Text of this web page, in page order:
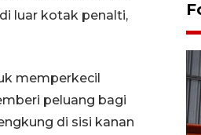
luar kotak penalti,
memperkecil
peluang bagi
di sisi kanan